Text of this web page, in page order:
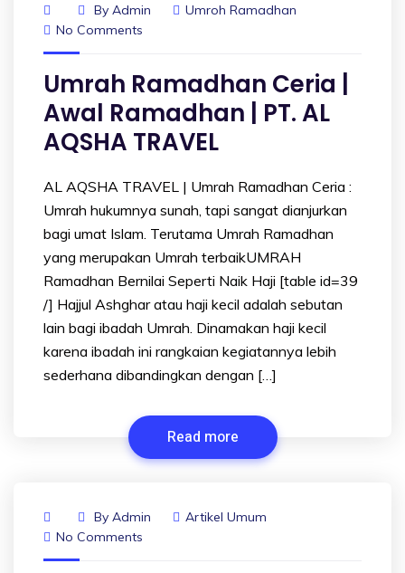
By Admin
Umroh Ramadhan
No Comments
Umrah Ramadhan Ceria |
Awal Ramadhan | PT. AL
AQSHA TRAVEL
AL AQSHA TRAVEL | Umrah Ramadhan Ceria :
Umrah hukumnya sunah, tapi sangat dianjurkan
bagi umat Islam. Terutama Umrah Ramadhan
yang merupakan Umrah terbaikUMRAH
Ramadhan Bernilai Seperti Naik Haji [table id=39
/] Hajjul Ashghar atau haji kecil adalah sebutan
lain bagi ibadah Umrah. Dinamakan haji kecil
karena ibadah ini rangkaian kegiatannya lebih
sederhana dibandingkan dengan […]
Read more
By Admin
Artikel Umum
No Comments